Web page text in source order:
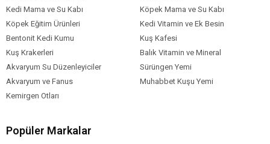
Boyutu
İçerik
Paket Boyutu
Özelliği
Kedi Mama ve Su Kabı
Köpek Mama ve Su Kabı
Köpek Eğitim Ürünleri
Kedi Vitamin ve Ek Besin
Bentonit Kedi Kumu
Kuş Kafesi
Kuş Krakerleri
Balık Vitamin ve Mineral
Akvaryum Su Düzenleyiciler
Sürüngen Yemi
Akvaryum ve Fanus
Muhabbet Kuşu Yemi
Kemirgen Otları
Popüler Markalar